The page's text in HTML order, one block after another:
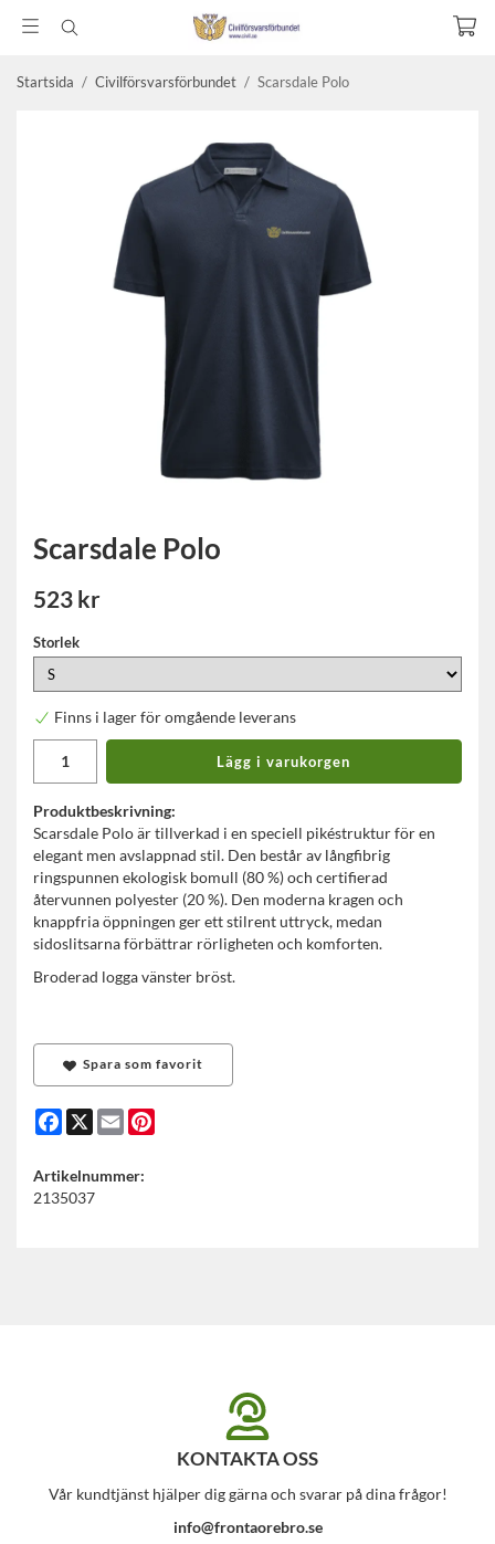
Startsida / Civilförsvarsförbundet / Scarsdale Polo
Scarsdale Polo
523 kr
Storlek
Finns i lager för omgående leverans
Lägg i varukorgen
Produktbeskrivning:
Scarsdale Polo är tillverkad i en speciell pikéstruktur för en
elegant men avslappnad stil. Den består av långfibrig
ringspunnen ekologisk bomull (80 %) och certifierad
återvunnen polyester (20 %). Den moderna kragen och
knappfria öppningen ger ett stilrent uttryck, medan
sidoslitsarna förbättrar rörligheten och komforten.
Broderad logga vänster bröst.
Spara som favorit
Facebook
X Email
Artikelnummer:
2135037
KONTAKTA OSS
Vår kundtjänst hjälper dig gärna och svarar på dina frågor!
info@frontaorebro.se